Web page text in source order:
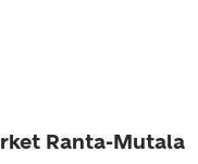
Ranta-Mutala